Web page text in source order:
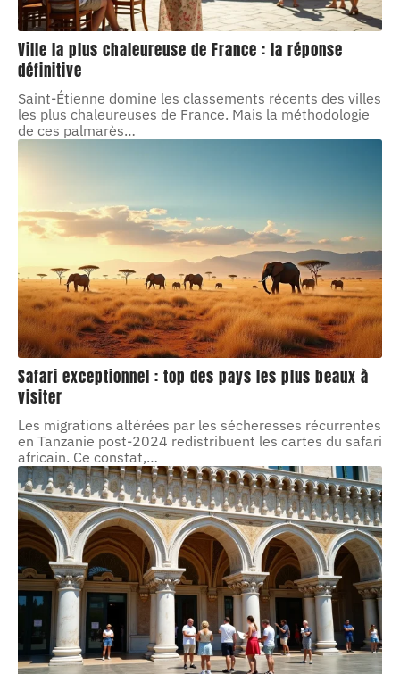
Ville la plus chaleureuse de France : la réponse
définitive
Saint-Étienne domine les classements récents des villes
les plus chaleureuses de France. Mais la méthodologie
de ces palmarès…
Safari exceptionnel : top des pays les plus beaux à
visiter
Les migrations altérées par les sécheresses récurrentes
en Tanzanie post-2024 redistribuent les cartes du safari
africain. Ce constat,…